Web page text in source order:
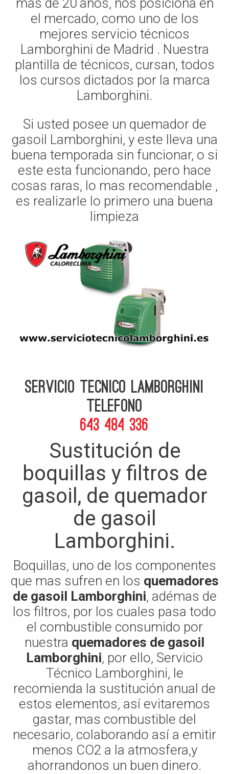
mas de 20 años, nos posiciona en
el mercado, como uno de los
mejores servicio técnicos
Lamborghini de Madrid . Nuestra
plantilla de técnicos, cursan, todos
los cursos dictados por la marca
Lamborghini.
Si usted posee un quemador de
gasoil Lamborghini, y este lleva una
buena temporada sin funcionar, o si
este esta funcionando, pero hace
cosas raras, lo mas recomendable ,
es realizarle lo primero una buena
limpieza
Servicio Tecnico Lamborghini
telefono
643 484 336
Sustitución de
boquillas y filtros de
gasoil, de quemador
de gasoil
Lamborghini.
Boquillas, uno de los componentes
que mas sufren en los quemadores
de gasoil Lamborghini, adémas de
los filtros, por los cuales pasa todo
el combustible consumido por
nuestra quemadores de gasoil
Lamborghini, por ello, Servicio
Técnico Lamborghini, le
recomienda la sustitución anual de
estos elementos, así evitaremos
gastar, mas combustible del
necesario, colaborando así a emitir
menos CO2 a la atmosfera,y
ahorrandonos un buen dinero.